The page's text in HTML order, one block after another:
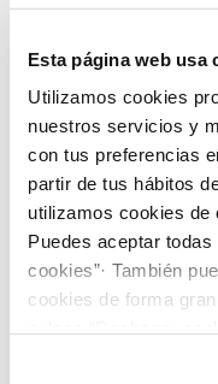
Esta página web usa
Utilizamos cookies
nuestros servicios y
con tus preferencias
partir de tus hábitos
utilizamos cookies de
Puedes aceptar
cookies”· También
cookies de forma
05 OCT 2022
“Elegido
Año”